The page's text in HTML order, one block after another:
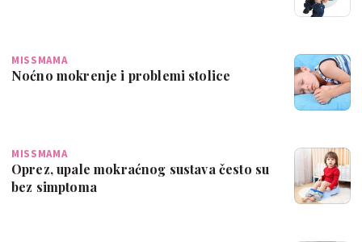
MISSMAMA
Noćno mokrenje i problemi stolice
MISSMAMA
Oprez, upale mokraćnog sustava često su
bez simptoma